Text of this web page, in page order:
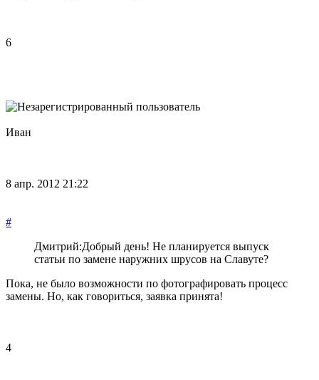
6
Иван
8 апр. 2012 21:22
#
Дмитрий:Добрый день! Не планируется выпуск
статьи по замене наружних шрусов на Славуте?
Пока, не было возможности по фотографировать процесс
замены. Но, как говориться, заявка принята!
4